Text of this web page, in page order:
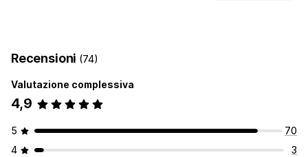
Gestione pop-up
Font personalizzati
Campagne
API e webhook
Acquisti recenti
Analisi
Monitoraggio del coinvolgimento
Monitoraggio delle conversioni
Recensioni (74)
Valutazione complessiva
4,9
5
70
4
3